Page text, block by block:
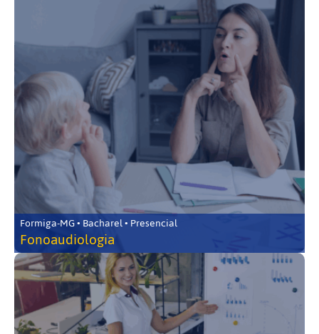
Formiga-MG • Bacharel • Presencial
Fonoaudiologia